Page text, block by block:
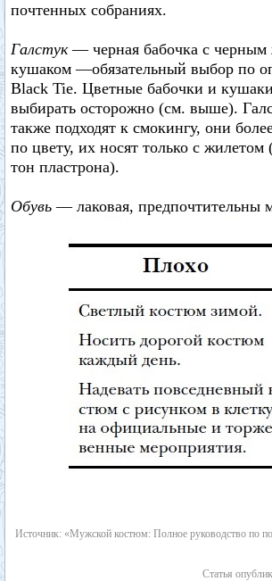
почтенных собраниях.
Галстук— черная бабочка с черным
кушаком —обязательный выбор по
Black Tie. Цветные бабочки и
выбирать осторожно (см. выше).
также подходят к смокингу, они
по цвету, их носят только с
тон пластрона).
Обувь — лаковая, предпочтительны
Источник: «Мужской костюм: Полное руководство по
Статья